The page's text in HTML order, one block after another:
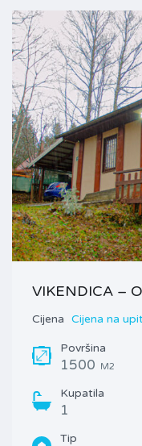
VIKENDICA –
Cijena Cijena na
Površina
1500 M2
Kupatila
1
Tip